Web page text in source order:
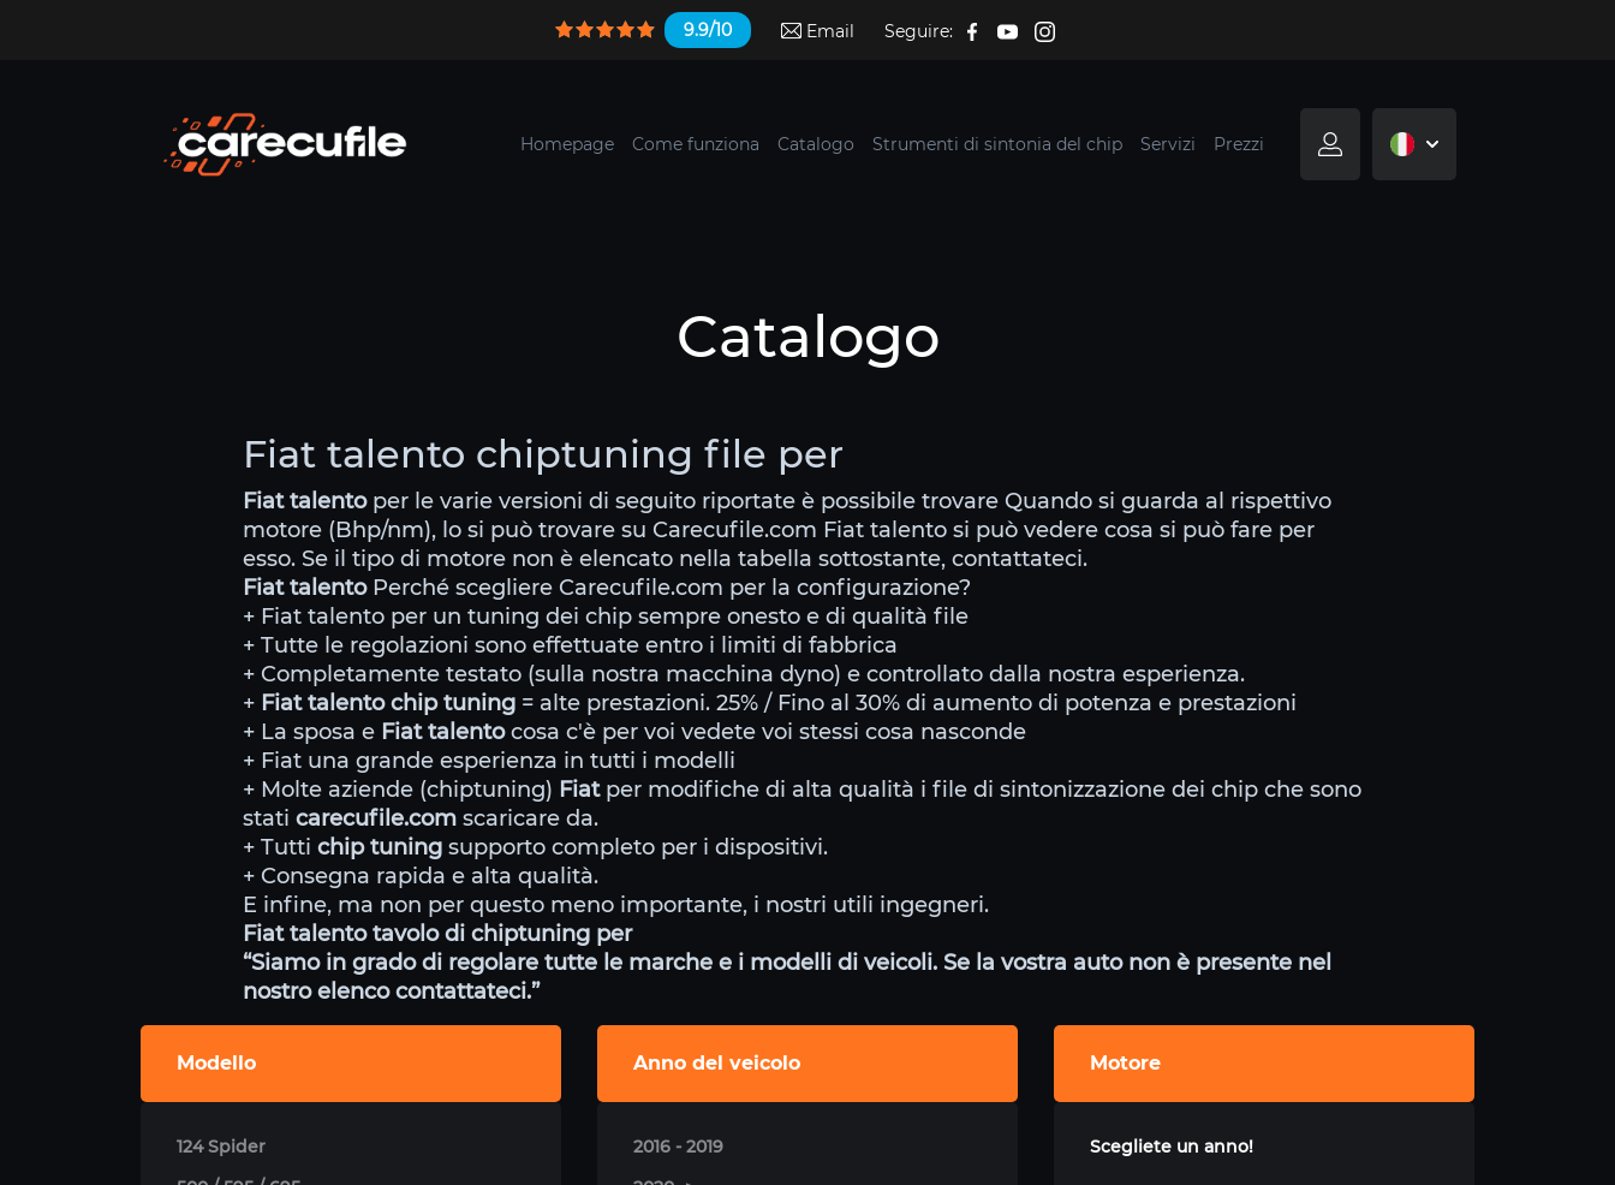
9.9/10 Email Seguire:
Homepage Come funziona Catalogo Strumenti di sintonia del chip Servizi Prezzi
Catalogo
Fiat talento chiptuning file per
Fiat talentoper le varie versioni di seguito riportate è possibile trovare Quando si guarda al rispettivo
motore (Bhp/nm), lo si può trovare su Carecufile.com Fiat talento si può vedere cosa si può fare per
esso. Se il tipo di motore non è elencato nella tabella sottostante, contattateci.
Fiat talentoPerché scegliere Carecufile.com per la configurazione?
+ Fiat talento per un tuning dei chip sempre onesto e di qualità file
+ Tutte le regolazioni sono effettuate entro i limiti di fabbrica
+ Completamente testato (sulla nostra macchina dyno) e controllato dalla nostra esperienza.
+ Fiat talento chip tuning = alte prestazioni. 25% / Fino al 30% di aumento di potenza e prestazioni
+ La sposa e Fiat talentocosa c'è per voi vedete voi stessi cosa nasconde
+ Fiat una grande esperienza in tutti i modelli
+ Molte aziende (chiptuning) Fiatper modifiche di alta qualità i file di sintonizzazione dei chip che sono
stati carecufile.com scaricare da.
+ Tutti chip tuning supporto completo per i dispositivi.
+ Consegna rapida e alta qualità.
E infine, ma non per questo meno importante, i nostri utili ingegneri.
Fiat talento tavolo di chiptuning per
“Siamo in grado di regolare tutte le marche e i modelli di veicoli. Se la vostra auto non è presente nel
nostro elenco contattateci.”
Modello
124 Spider
Anno del veicolo
2016 - 2019
Motore
Scegliete un anno!